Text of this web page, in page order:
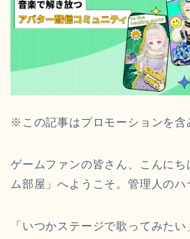
※この記事はプロモーションを含
ゲームファンの皆さん、こんにち
ム部屋」へようこそ。管理人のハ
「いつかステージで歌ってみた